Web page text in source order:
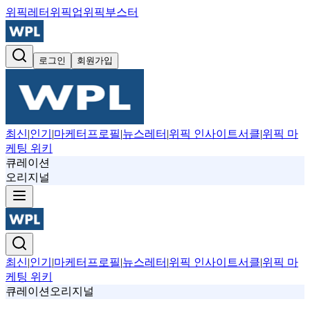
위픽레터 위픽업위픽부스터
로그인 회원가입
최신|인기 |마케터프로필|뉴스레터 |위픽 인사이트서클|위픽 마
케팅 위키
큐레이션
오리지널
최신|인기 |마케터프로필|뉴스레터 |위픽 인사이트서클|위픽 마
케팅 위키
큐레이션 오리지널